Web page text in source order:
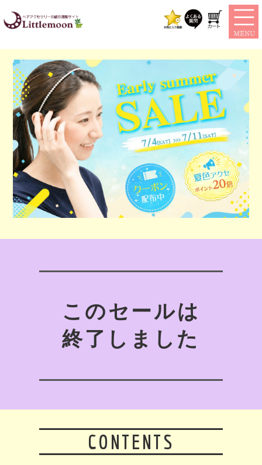
このセールは
終了しました
CONTENTS